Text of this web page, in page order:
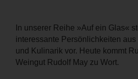
verlassen
müssen?
Unsere
Bewertungen
In unserer Reihe »Auf ein Glas«
interessante Persönlichkeiten
und Kulinarik vor. Heute kommt
Weingut Rudolf May zu Wort.